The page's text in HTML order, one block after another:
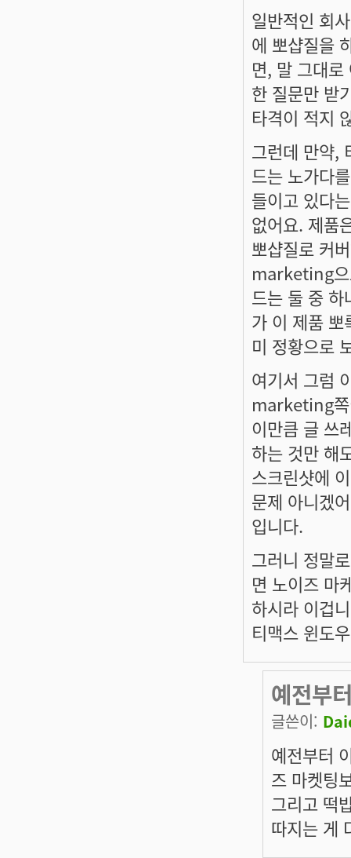
일반적인 회
에 뽀샵질을
면, 말 그대
한 질문만 받
타격이 적지
그런데 만약,
드는 노가다
들이고 있다
없어요. 제품
뽀샵질로 커
marketing으
드는 둘 중 하
가 이 제품 뽀
미 정황으로
여기서 그럼
marketing쪽
이만큼 글 쓰
하는 것만 해
스크린샷에
문제 아니겠
입니다.
그러니 정말
면 노이즈 마
하시라 이겁
티맥스 윈도
예전부
글쓴이:
예전부터
즈 마켓팅
그리고 떡
따지는 게